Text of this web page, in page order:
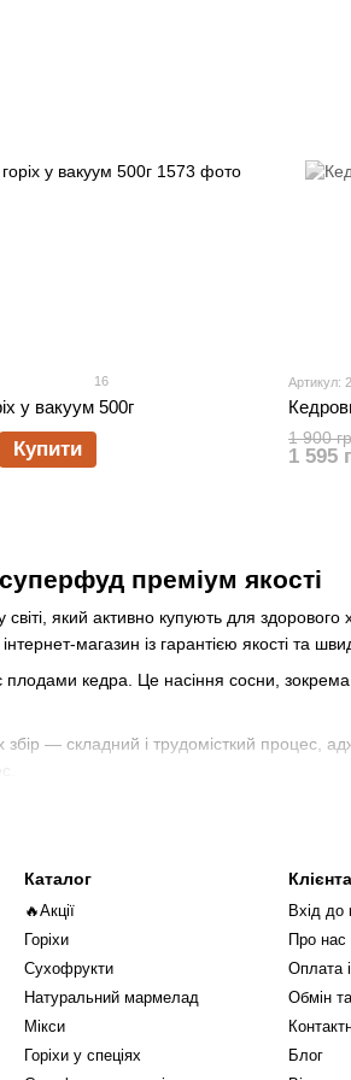
16
у вакуум 500г
Купити
Артикул:
1 900
1 595
преміум якості
який активно купують для
магазин із гарантією якості та
плодами кедра. Це насіння сосни,
збір — складний і трудомісткий
Каталог
🔥Акції
Горіхи
Сухофрукти
Натуральний мармелад
Мікси
Горіхи у спеціях
Вхід до
Про нас
Оплата
Обмін
Блог